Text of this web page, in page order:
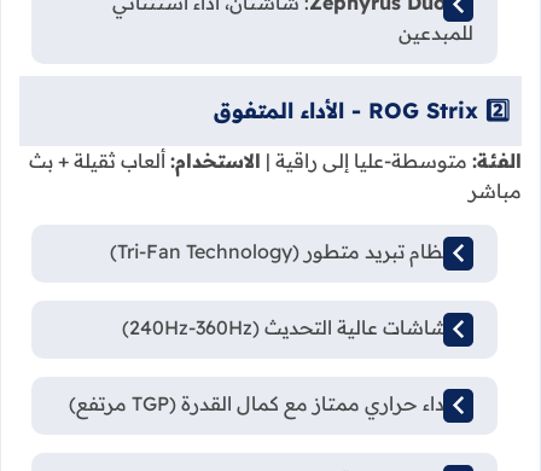
للمبدعين
2️⃣ ROG Strix - الأداء المتفوق
الفئة: متوسطة-عليا إلى راقية | الاستخدام: ألعاب ثقيلة + بث
مباشر
🔥 نظام تبريد متطور (Tri-Fan Technology)
🎮 شاشات عالية التحديث (240Hz-360Hz)
💪 أداء حراري ممتاز مع كمال القدرة (TGP مرتفع)